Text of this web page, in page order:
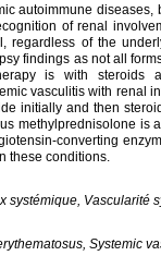
autoimmune diseases,
of renal
regardless of the
findings as not all
is with steroids
vasculitis with renal
initially and then
methylprednisolone is
converting
these conditions.
Vascularité
Systemic